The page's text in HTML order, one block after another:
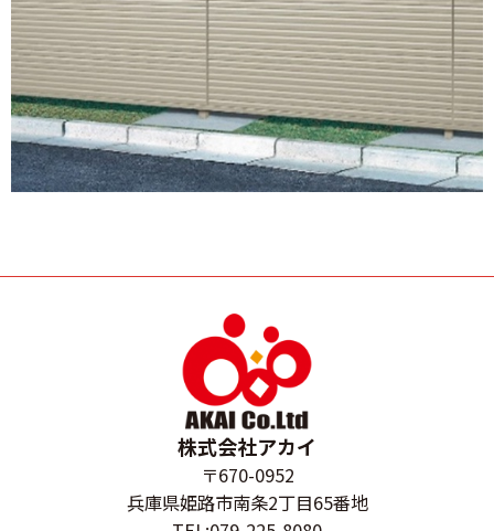
株式会社アカイ
〒670-0952
兵庫県姫路市南条2丁目65番地